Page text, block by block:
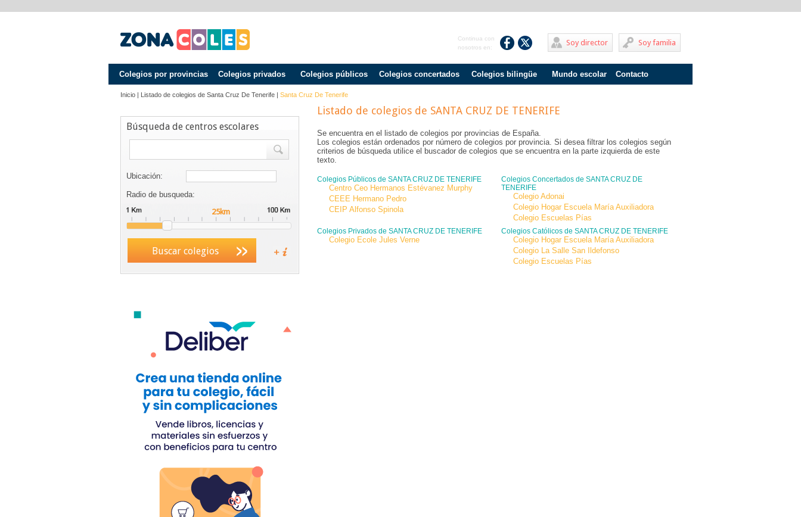
Soy familia
Soy director
Continua con
nosotros en:
Colegios por provincias Colegios privados Colegios públicos Colegios concertados Colegios bilingüe Mundo escolar
Adolescentes
Internados
Fracaso escolar
Acoso escolar
Profesores
Familia
Infantil
Primaria
Contacto
Inicio | Listado de colegios de Santa Cruz De Tenerife | Santa Cruz De Tenerife
Búsqueda de centros escolares
Ubicación:
Radio de busqueda:
Buscar colegios
Listado de colegios de SANTA CRUZ DE TENERIFE
Se encuentra en el listado de colegios por provincias de España.
Los colegios están ordenados por número de colegios por provincia. Si desea filtrar los colegios según
criterios de búsqueda utilice el buscador de colegios que se encuentra en la parte izquierda de este
texto.
Colegios Públicos de SANTA CRUZ DE TENERIFE
Centro Ceo Hermanos Estévanez Murphy
CEEE Hermano Pedro
CEIP Alfonso Spinola
Colegios Concertados de SANTA CRUZ DE
TENERIFE
Colegio Adonai
Colegio Hogar Escuela María Auxiliadora
Colegio Escuelas Pías
Colegios Privados de SANTA CRUZ DE TENERIFE
Colegio Ecole Jules Verne
Colegios Católicos de SANTA CRUZ DE TENERIFE
Colegio Hogar Escuela María Auxiliadora
Colegio La Salle San Ildefonso
Colegio Escuelas Pías